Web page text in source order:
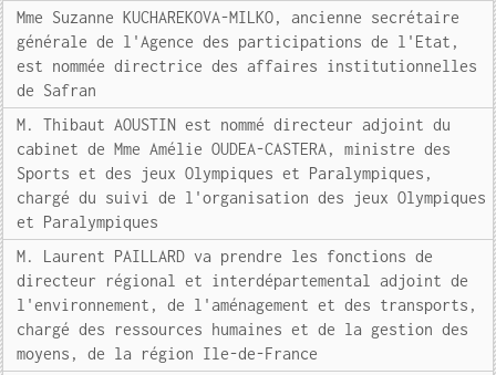
Mme Suzanne KUCHAREKOVA-MILKO, ancienne secrétaire
générale de l'Agence des participations de l'Etat,
est nommée directrice des affaires institutionnelles
de Safran
M. Thibaut AOUSTIN est nommé directeur adjoint du
cabinet de Mme Amélie OUDEA-CASTERA, ministre des
Sports et des jeux Olympiques et Paralympiques,
chargé du suivi de l'organisation des jeux Olympiques
et Paralympiques
M. Laurent PAILLARD va prendre les fonctions de
directeur régional et interdépartemental adjoint de
l'environnement, de l'aménagement et des transports,
chargé des ressources humaines et de la gestion des
moyens, de la région Ile-de-France